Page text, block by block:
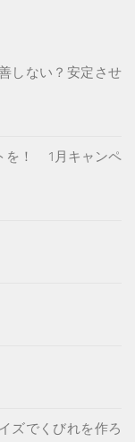
しない？安定させ
を！ 1月キャンペ
ズでくびれを作ろ